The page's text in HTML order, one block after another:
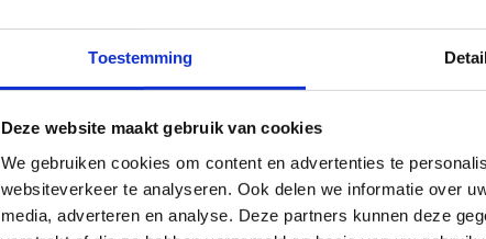
Toestemming
Deze website maakt gebruik van cookies
We gebruiken cookies om content en advertenties te
websiteverkeer te analyseren. Ook delen we informatie over
media, adverteren en analyse. Deze partners kunnen deze